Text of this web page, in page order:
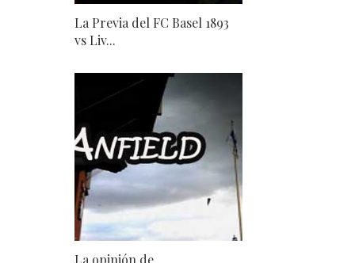
La Previa del FC Basel 1893
vs Liv...
La opinión de